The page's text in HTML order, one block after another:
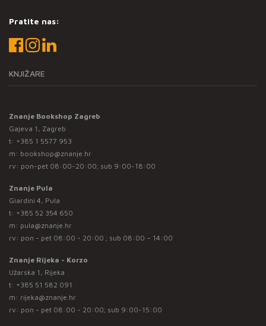
Pratite nas:
KNJIŽARE
Znanje Bookshop Zagreb
Gajeva 1, Zagreb
t: +385 1 5577 953
m: bookshop@znanje.hr
rv: pon-pet 08:00-20:00; sub 9:00-18:00
Znanje Pula
Giardini 4, Pula
t: +385 52 354 650
m: pula@znanje.hr
rv: pon - pet 08:00 - 20:00 ; sub 08:00 – 14:00
Znanje Rijeka - Korzo
Užarska 1, Rijeka
t: +385 51 582 091
m: rijeka@znanje.hr
rv: pon - pet 08:00 - 20:00; sub 9:00-15:00